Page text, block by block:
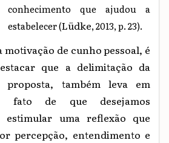
conhecimento que ajudou a
estabelecer (Lüdke, 2013, p. 23).
motivação de cunho pessoal, é
que a delimitação da
proposta, também leva em
fato de que desejamos
estimular uma reflexão que
percepção, entendimento e